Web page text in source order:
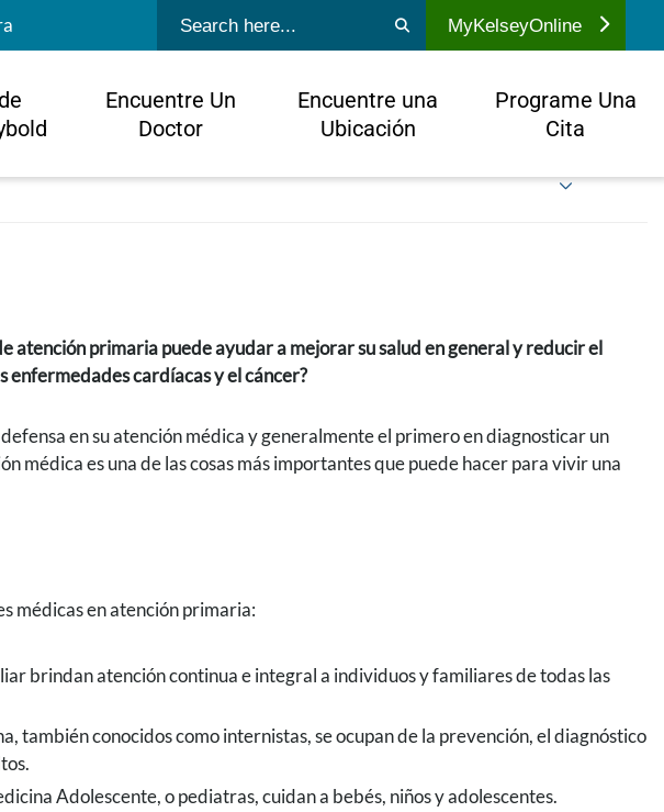
Submit search MyKelseyOnline
Encuentre Un
Doctor
Encuentre una
Ubicación
Programe Una
Cita
atención primaria puede ayudar a mejorar su salud en general y reducir el
enfermedades cardíacas y el cáncer?
en su atención médica y generalmente el primero en diagnosticar un
médica es una de las cosas más importantes que puede hacer para vivir una
médicas en atención primaria:
brindan atención continua e integral a individuos y familiares de todas las
también conocidos como internistas, se ocupan de la prevención, el diagnóstico
Adolescente, o pediatras, cuidan a bebés, niños y adolescentes.